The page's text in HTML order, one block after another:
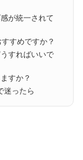
が統一されて
すめですか？
すればいいで
すか？
迷ったら